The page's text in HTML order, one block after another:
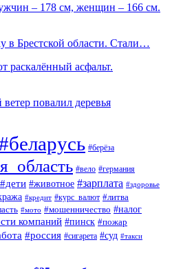
– 178 см, женщин – 166 см.
в Брестской области. Стали…
раскалённый асфальт.
повалил деревья
#берёза
#вело #германия
#дети #животное #зарплата #здоровье
#кредит #курс_валют #литва
#мото #мошенничество #налог
компаний #пинск #пожар
#россия #сигарета #суд #такси